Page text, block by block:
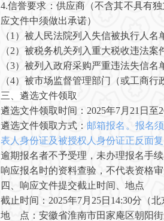
4.信誉要求 ： 供应商（不含其不具有
应文件中须做出承诺）
（1）被人民法院列入失信被执行人名
（2）被税务机关列入重大税收违法案
（3）被列入政府采购严重违法失信名
（4）被市场监督管理部门（或工商
三
遴选文件领取
遴选文件领取时间： 2025年7月 21 日至
遴选文件领取方式： 邮箱报名。报名
表人身份证及被授权人身份证正反面
逾期报名者不予受理，未办理报名手
响应报名时的资料查验，不代表资格
四
、响应文件提交截止时间
地点
截止时间： 2025年7月 25日 14:30分 （
地
点：安徽省淮南市田家庵区朝阳